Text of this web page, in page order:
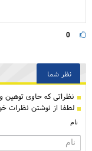
0
نظر شما
نظراتی كه حاوی توهین
لطفا از نوشتن نظرات
نام